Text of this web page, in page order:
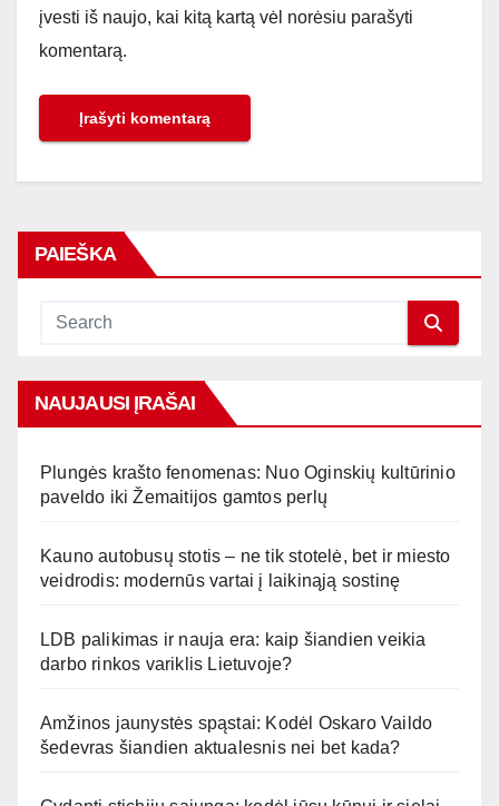
įvesti iš naujo, kai kitą kartą vėl norėsiu parašyti
komentarą.
PAIEŠKA
NAUJAUSI ĮRAŠAI
Plungės krašto fenomenas: Nuo Oginskių kultūrinio
paveldo iki Žemaitijos gamtos perlų
Kauno autobusų stotis – ne tik stotelė, bet ir miesto
veidrodis: modernūs vartai į laikinąją sostinę
LDB palikimas ir nauja era: kaip šiandien veikia
darbo rinkos variklis Lietuvoje?
Amžinos jaunystės spąstai: Kodėl Oskaro Vaildo
šedevras šiandien aktualesnis nei bet kada?